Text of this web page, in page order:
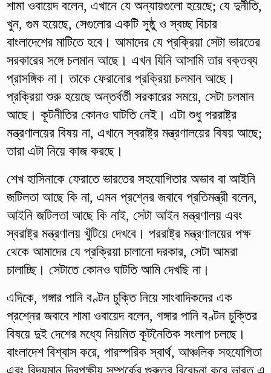
শামা ওবায়েদ বলেন, এখানে যে অন্যায়গুলো হয়েছে; যে দুর্নীতি,
খুন, গুম হয়েছে, সেগুলোর একটি সুষ্ঠু ও স্বচ্ছ বিচার
বাংলাদেশের মাটিতে হবে। আমাদের যে প্রক্রিয়া সেটা ভারতের
সরকারের সঙ্গে চলমান আছে। এখন যিনি আসামি তার বক্তব্য
প্রাসঙ্গিক না। তাকে ফেরানোর প্রক্রিয়া চলমান আছে।
প্রক্রিয়া শুরু হয়েছে অন্তর্বর্তী সরকারের সময়ে, সেটা চলমান
আছে। কূটনীতির কোনও ঘাটতি নেই। এটা শুধু পররাষ্ট্র
মন্ত্রণালয়ের বিষয় না, এখানে স্বরাষ্ট্র মন্ত্রণালয়ের বিষয় আছে;
তারা এটা নিয়ে কাজ করছে।
শেখ হাসিনাকে ফেরাতে ভারতের সহযোগিতার অভাব বা আইনি
জটিলতা আছে কি না, এমন প্রশ্নের জবাবে প্রতিমন্ত্রী বলেন,
আইনি জটিলতা আছে কি নাই, সেটা আইন মন্ত্রণালয় এবং
স্বরাষ্ট্র মন্ত্রণালয় খুঁটিয়ে দেখবে। পররাষ্ট্র মন্ত্রণালয়ের পক্ষ
থেকে আমাদের যে প্রক্রিয়া চালানো দরকার, সেটা আমরা
চালাচ্ছি। সেটাতে কোনও ঘাটতি আমি দেখছি না।
এদিকে, গঙ্গার পানি বণ্টন চুক্তি নিয়ে সাংবাদিকদের এক
প্রশ্নের জবাবে শামা ওবায়েদ বলেন, গঙ্গার পানি বণ্টন চুক্তির
বিষয়ে দুই দেশের মধ্যে নিয়মিত কূটনৈতিক সংলাপ চলছে।
বাংলাদেশ বিশ্বাস করে, পারস্পরিক স্বার্থ, আঞ্চলিক সহযোগিতা